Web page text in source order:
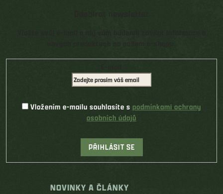
Vložením e-mailu souhlasíte s podmínkami ochrany
osobních údajů
PŘIHLÁSIT SE
NOVINKY A ČLÁNKY